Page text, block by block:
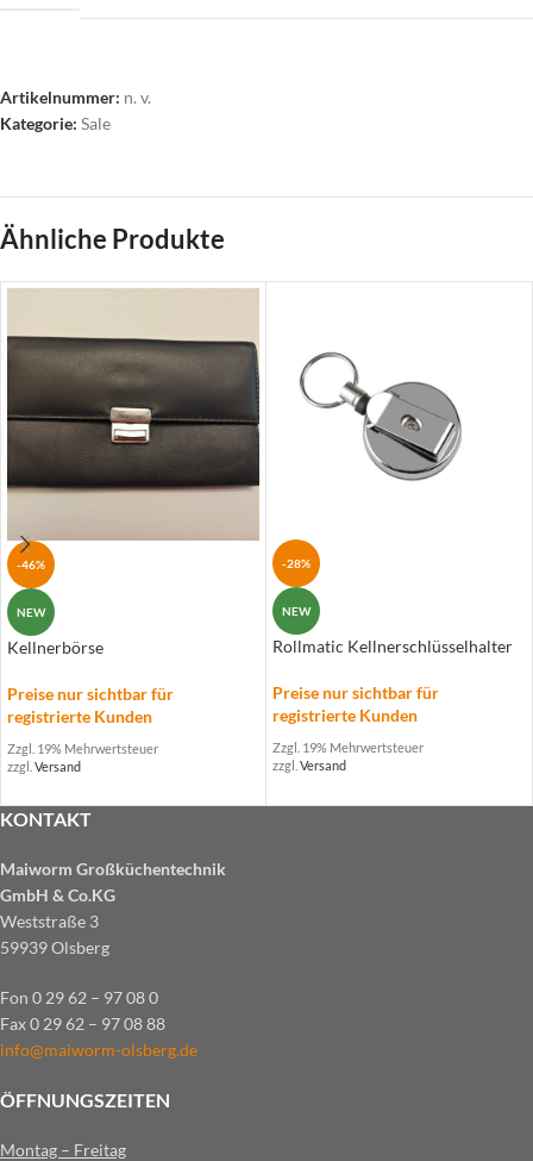
Artikelnummer: n. v.
Kategorie: Sale
Ähnliche Produkte
-46%
NEW
Kellnerbörse
Preise nur sichtbar für
registrierte Kunden
Zzgl. 19% Mehrwertsteuer
zzgl. Versand
-28%
NEW
Rollmatic Kellnerschlüsselhalter
Preise nur sichtbar für
registrierte Kunden
Zzgl. 19% Mehrwertsteuer
zzgl. Versand
KONTAKT
Maiworm Großküchentechnik
GmbH & Co.KG
Weststraße 3
59939 Olsberg
Fon 0 29 62 – 97 08 0
Fax 0 29 62 – 97 08 88
info@maiworm-olsberg.de
ÖFFNUNGSZEITEN
Montag – Freitag